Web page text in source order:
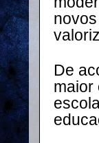
De
maior